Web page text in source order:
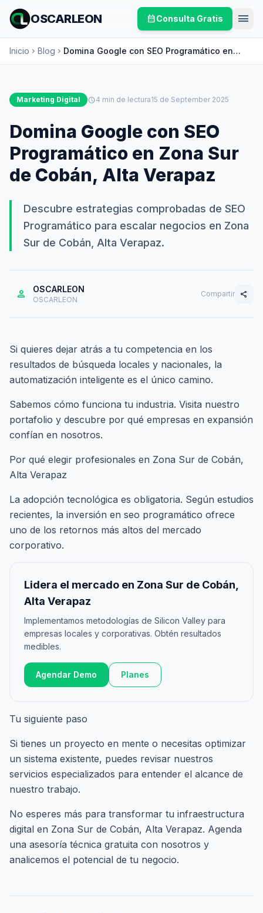
OSCARLEON calendar_monthConsulta Gratis menu
Inicio chevron_right Blog chevron_right Domina Google con SEO Programático en
Zona Sur de Cobán, Alta Verapaz
Marketing Digital schedule4 min de lectura15 de September 2025
Domina Google con SEO
Programático en Zona Sur
de Cobán, Alta Verapaz
Descubre estrategias comprobadas de SEO
Programático para escalar negocios en Zona
Sur de Cobán, Alta Verapaz.
person OSCARLEON
OSCARLEON
Compartir share
Si quieres dejar atrás a tu competencia en los
resultados de búsqueda locales y nacionales, la
automatización inteligente es el único camino.
Sabemos cómo funciona tu industria. Visita nuestro
portafolio y descubre por qué empresas en expansión
confían en nosotros.
Por qué elegir profesionales en Zona Sur de Cobán,
Alta Verapaz
La adopción tecnológica es obligatoria. Según estudios
recientes, la inversión en seo programático ofrece
uno de los retornos más altos del mercado
corporativo.
Lidera el mercado en Zona Sur de Cobán,
Alta Verapaz
Implementamos metodologías de Silicon Valley para
empresas locales y corporativas. Obtén resultados
medibles.
Agendar Demo Planes
Tu siguiente paso
Si tienes un proyecto en mente o necesitas optimizar
un sistema existente, puedes revisar nuestros
servicios especializados para entender el alcance de
nuestro trabajo.
No esperes más para transformar tu infraestructura
digital en Zona Sur de Cobán, Alta Verapaz. Agenda
una asesoría técnica gratuita con nosotros y
analicemos el potencial de tu negocio.